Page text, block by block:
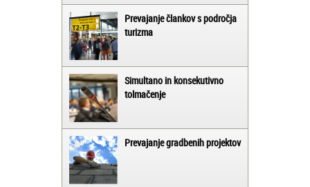
Prevajanje člankov s področja
turizma
Simultano in konsekutivno
tolmačenje
Prevajanje gradbenih projektov